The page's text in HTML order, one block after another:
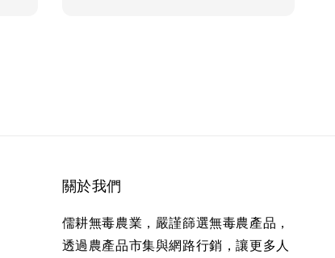
關於我們
儒耕無毒農業，嚴謹篩選無毒農產品，
透過農產品市集與網路行銷，讓更多人